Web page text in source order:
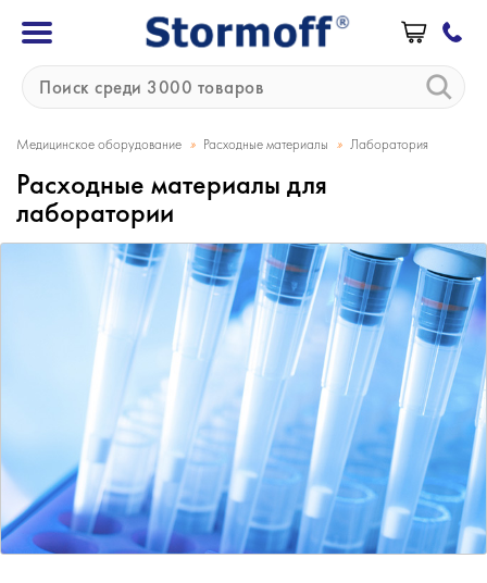
Медицинское оборудование » Расходные материалы » Лаборатория
Расходные материалы для
лаборатории